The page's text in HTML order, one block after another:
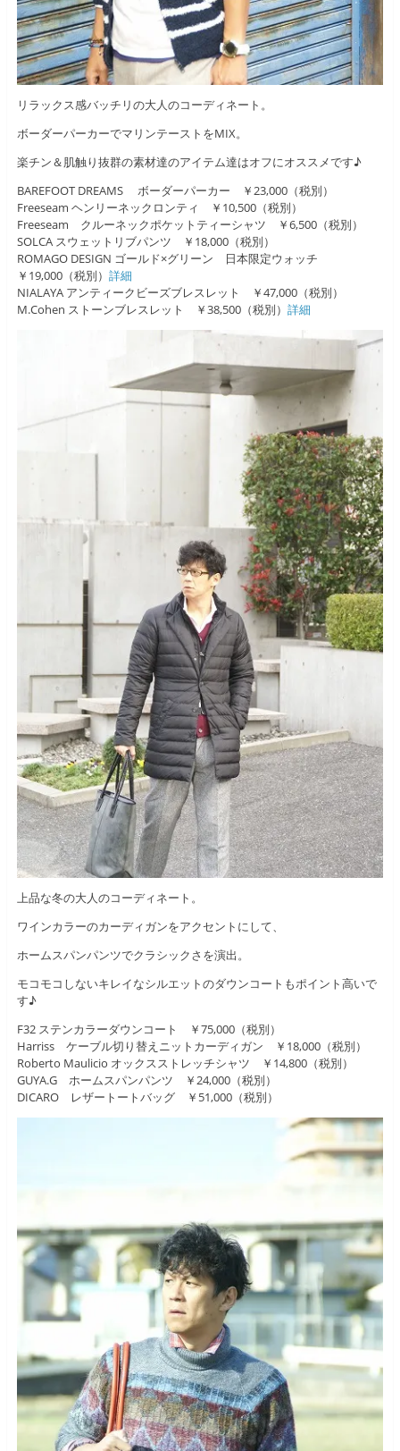
リラックス感バッチリの大人のコーディネート。
ボーダーパーカーでマリンテーストをMIX。
楽チン＆肌触り抜群の素材達のアイテム達はオフにオススメです♪
BAREFOOT DREAMS ボーダーパーカー ￥23,000（税別）
Freeseam ヘンリーネックロンティ ￥10,500（税別）
Freeseam クルーネックポケットティーシャツ ￥6,500（税別）
SOLCA スウェットリブパンツ ￥18,000（税別）
ROMAGO DESIGN ゴールド×グリーン 日本限定ウォッチ
￥19,000（税別） 詳細
NIALAYA アンティークビーズブレスレット ￥47,000（税別）
M.Cohen ストーンブレスレット ￥38,500（税別） 詳細
上品な冬の大人のコーディネート。
ワインカラーのカーディガンをアクセントにして、
ホームスパンパンツでクラシックさを演出。
モコモコしないキレイなシルエットのダウンコートもポイント高いで
す♪
F32 ステンカラーダウンコート ￥75,000（税別）
Harriss ケーブル切り替えニットカーディガン ￥18,000（税別）
Roberto Maulicio オックスストレッチシャツ ￥14,800（税別）
GUYA.G ホームスパンパンツ ￥24,000（税別）
DICARO レザートートバッグ ￥51,000（税別）